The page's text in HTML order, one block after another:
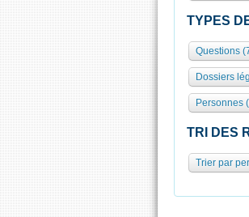
TYPES
Questions
Dossiers
Personnes
TRI DES
Trier par